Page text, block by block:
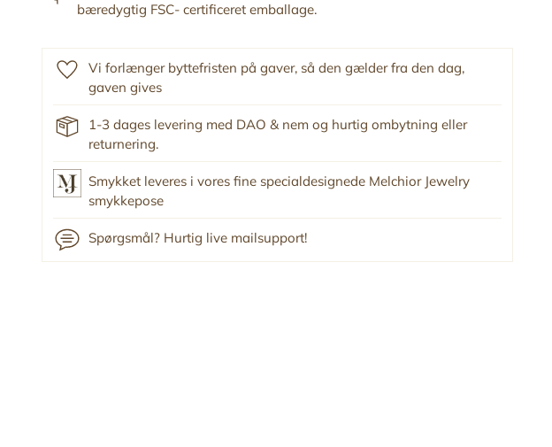
bæredygtig FSC- certificeret emballage.
Vi forlænger byttefristen på gaver, så den gælder fra den dag,
gaven gives
1-3 dages levering med DAO & nem og hurtig ombytning eller
returnering.
Smykket leveres i vores fine specialdesignede Melchior Jewelry
smykkepose
Spørgsmål? Hurtig live mailsupport!